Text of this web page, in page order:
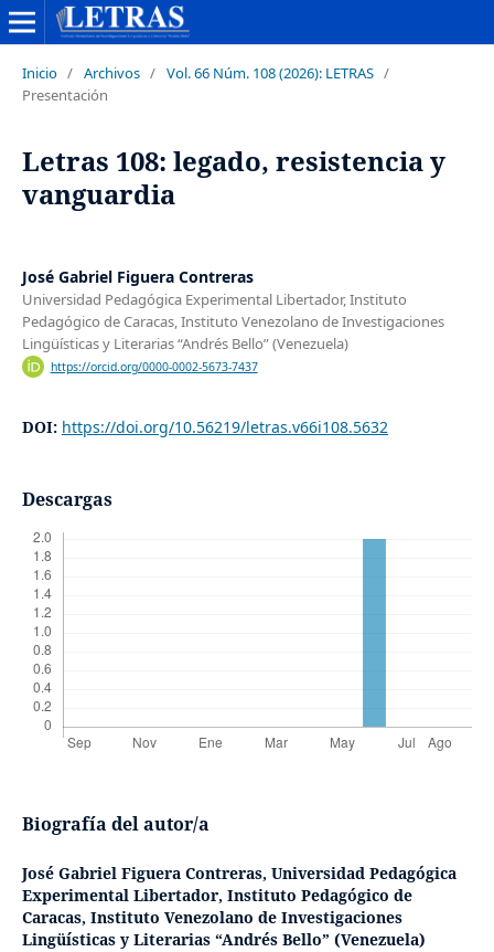
Inicio / Archivos / Vol. 66 Núm. 108 (2026): LETRAS /
Presentación
Letras 108: legado, resistencia y
vanguardia
José Gabriel Figuera Contreras
Universidad Pedagógica Experimental Libertador, Instituto
Pedagógico de Caracas, Instituto Venezolano de Investigaciones
Lingüísticas y Literarias “Andrés Bello” (Venezuela)
https://orcid.org/0000-0002-5673-7437
DOI: https://doi.org/10.56219/letras.v66i108.5632
Descargas
Biografía del autor/a
José Gabriel Figuera Contreras, Universidad Pedagógica
Experimental Libertador, Instituto Pedagógico de
Caracas, Instituto Venezolano de Investigaciones
Lingüísticas y Literarias “Andrés Bello” (Venezuela)